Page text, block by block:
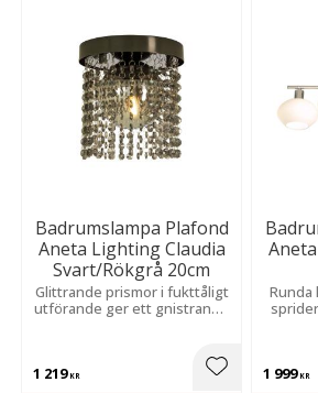
Badrumslampa Plafond
Aneta Lighting Claudia
Svart/Rökgrå 20cm
Glittrande prismor i fukttåligt
utförande ger ett gnistrande
modellen förhöjer rummets
1 219KR Lägg till i
Runda
1 999KR